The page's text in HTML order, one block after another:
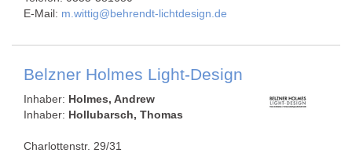
E-Mail: m.wittig@behrendt-lichtdesign.de
Belzner Holmes Light-Design
Inhaber: Holmes, Andrew
Inhaber: Hollubarsch, Thomas
Charlottenstr. 29/31